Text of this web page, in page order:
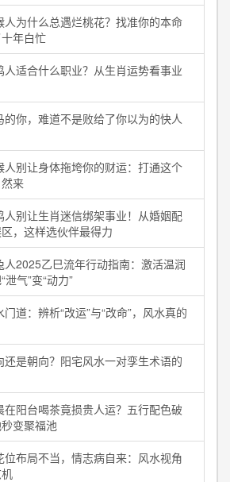
人为什么总遇烂桃花？找准你的本命
年白忙
人适合什么职业？从生肖运势看事业
的你，难道不是败给了你以为的快人
人别让身体拖垮你的财运：打通这个
来
人别让生肖迷信绑架事业！从婚姻配
，这样选伙伴最得力
人2025乙巳流年行动指南：激活温润
气”变“动力”
门道：辨析“改运”与“改命”，风水真的
还是朝向？阳宅风水一对孪生术语的
在阳台喝茶竟损贵人运？五行配色破
变聚福池
位布局不当，情志病自来：风水视角